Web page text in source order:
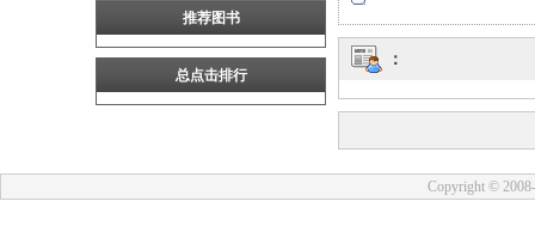
推荐图书
总点击排行
：
Copyright ©